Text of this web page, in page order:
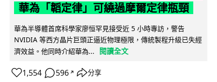
華為「韜定律」可繞過摩爾定律瓶頸
華為半導體首席科學家廖恒罕見接受近 5 小時專訪，警告
NVIDIA 等西方晶片巨頭正逼近物理極限，傳統製程升級已失經
濟效益。他同時介紹華為...
閱讀全文
1,554 596 ↗ 分享